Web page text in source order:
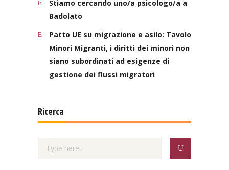
Stiamo cercando uno/a psicologo/a a
Badolato
Patto UE su migrazione e asilo: Tavolo
Minori Migranti, i diritti dei minori non
siano subordinati ad esigenze di
gestione dei flussi migratori
Ricerca